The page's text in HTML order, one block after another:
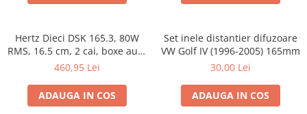
Hertz Dieci DSK 165.3, 80W
RMS, 16.5 cm, 2 cai, boxe auto
sisteme
460,95 Lei
ADAUGA IN COS
Set inele distantier difuzoare
VW Golf IV (1996-2005) 165mm
30,00 Lei
ADAUGA IN COS